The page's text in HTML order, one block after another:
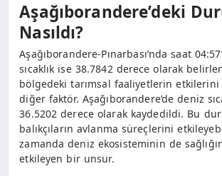
Aşağıborandere’deki
Nasıldı?
Aşağıborandere-Pınarbası’nda saat
sıcaklık ise 38.7842 derece olarak
bölgedeki tarımsal faaliyetlerin
diğer faktör. Aşağıborandere’de deniz
36.5202 derece olarak kaydedildi. Bu
balıkçıların avlanma süreçlerini
zamanda deniz ekosisteminin de
etkileyen bir unsur.